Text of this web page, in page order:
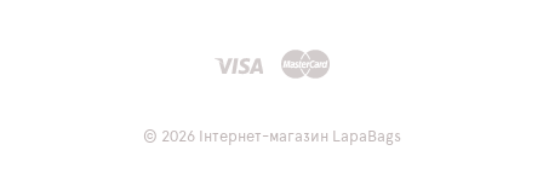
© 2026 Інтернет-магазин LapaBags